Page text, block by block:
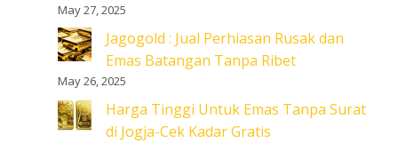
May 27, 2025
Jagogold : Jual Perhiasan Rusak dan
Emas Batangan Tanpa Ribet
May 26, 2025
Harga Tinggi Untuk Emas Tanpa Surat
di Jogja-Cek Kadar Gratis